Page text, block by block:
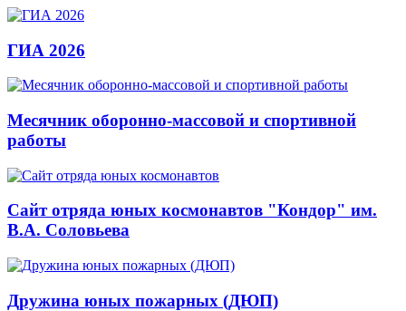
ГИА 2026
Месячник оборонно-массовой и спортивной
работы
Сайт отряда юных космонавтов "Кондор" им.
В.А. Соловьева
Дружина юных пожарных (ДЮП)